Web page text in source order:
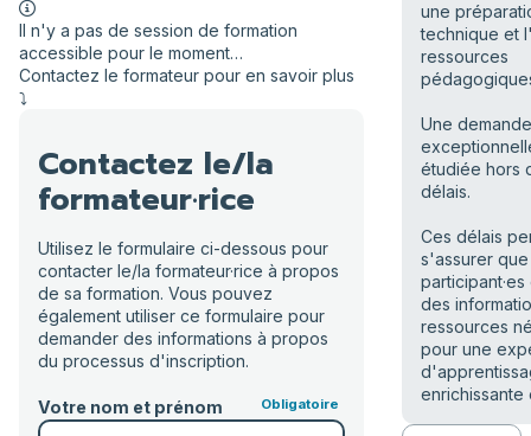
Il n'y a pas de session de formation
accessible pour le moment…
Contactez le formateur pour en savoir plus
⤵️
Contactez le/la
formateur·rice
Utilisez le formulaire ci-dessous pour
contacter le/la formateur·rice à propos
de sa formation. Vous pouvez
également utiliser ce formulaire pour
demander des informations à propos
du processus d'inscription.
Votre nom et prénom
une
technique et
ressources
Une demande
étudiée hors
délais.
Ces délais
s'assurer
des
ressources
pour une
enrichissante